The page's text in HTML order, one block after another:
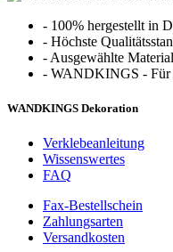
- 100% hergestellt in
- Höchste
- Ausgewählte
- WANDKINGS - Für
WANDKINGS Dekoration
Verklebeanleitung
Wissenswertes
FAQ
Fax-Bestellschein
Zahlungsarten
Versandkosten